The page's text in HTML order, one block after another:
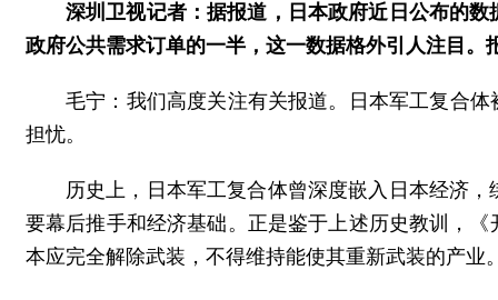
深圳卫视记者：据报道，日本政府近日公布的
政府公共需求订单的一半，这一数据格外引人注目
毛宁：我们高度关注有关报道。日本军工复合
担忧。
历史上，日本军工复合体曾深度嵌入日本经济
要幕后推手和经济基础。正是鉴于上述历史教训，
本应完全解除武装，不得维持能使其重新武装的产业